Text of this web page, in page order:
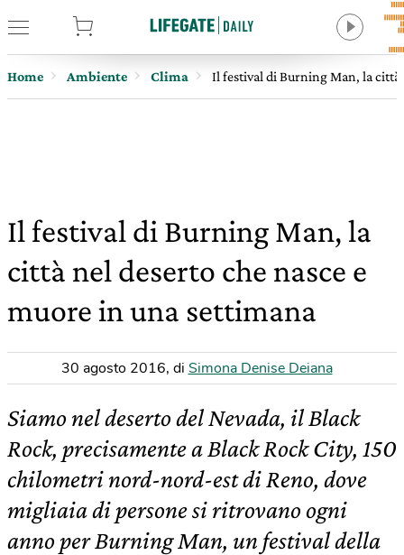
Home Ambiente Clima Il festival di Burning Man, la città
Il festival di Burning Man, la
città nel deserto che nasce e
muore in una settimana
30 agosto 2016, di Simona Denise Deiana
Siamo nel deserto del Nevada, il Black
Rock, precisamente a Black Rock City, 150
chilometri nord-nord-est di Reno, dove
migliaia di persone si ritrovano ogni
anno per Burning Man, un festival della